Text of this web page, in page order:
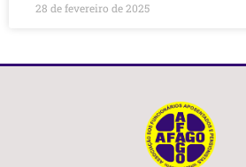
28 de fevereiro de 2025